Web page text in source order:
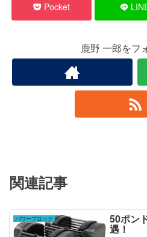
Pocket
鹿野 一郎をフ
関連記事
パワーブロック 50ポン
遇！